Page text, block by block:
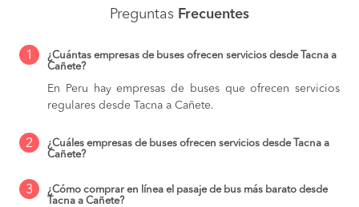
Preguntas Frecuentes
1
¿Cuántas empresas de buses ofrecen servicios desde Tacna a
Cañete?
En Peru hay empresas de buses que ofrecen servicios
regulares desde Tacna a Cañete.
2
¿Cuáles empresas de buses ofrecen servicios desde Tacna a
Cañete?
3
¿Cómo comprar en línea el pasaje de bus más barato desde
Tacna a Cañete?